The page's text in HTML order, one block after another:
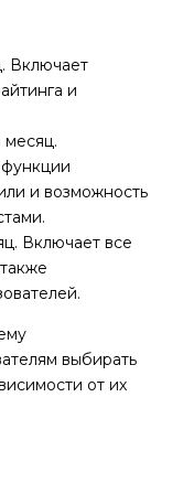
Включает
и
и возможность
Включает все
выбирать
от их